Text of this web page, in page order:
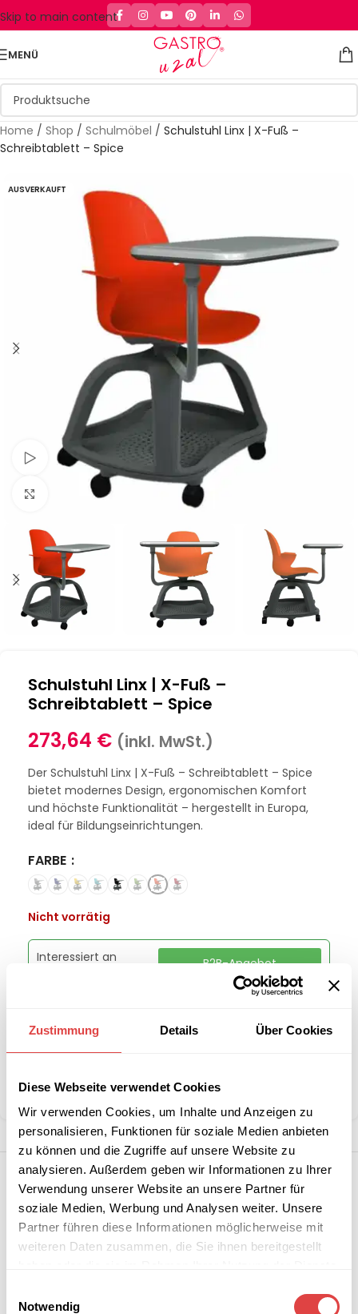
Zustimmung Details Über Cookies
Diese Webseite verwendet Cookies
Wir verwenden Cookies, um Inhalte und Anzeigen zu
personalisieren, Funktionen für soziale Medien anbieten
zu können und die Zugriffe auf unsere Website zu
analysieren. Außerdem geben wir Informationen zu Ihrer
Verwendung unserer Website an unsere Partner für
soziale Medien, Werbung und Analysen weiter. Unsere
Partner führen diese Informationen möglicherweise mit
weiteren Daten zusammen, die Sie ihnen bereitgestellt
Notwendig
Skip to main content
MENÜ
Home / Shop / Schulmöbel / Schulstuhl Linx | X-Fuß –
Schreibtablett – Spice
AUSVERKAUFT
Schau Video
Klick zum Vergrößern
Schulstuhl Linx | X-Fuß –
Schreibtablett – Spice
273,64 € (inkl. MwSt.)
Der Schulstuhl Linx | X-Fuß – Schreibtablett – Spice
bietet modernes Design, ergonomischen Komfort
und höchste Funktionalität – hergestellt in Europa,
ideal für Bildungseinrichtungen.
FARBE
Nicht vorrätig
Interessiert an
B2B-Angebot
anfordern
Kategorien: Schulmöbel
Teilen: